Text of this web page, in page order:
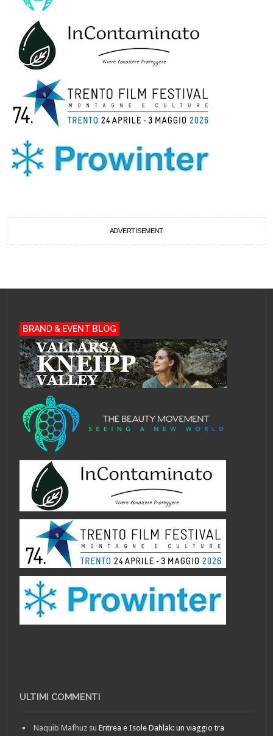
ADVERTISEMENT
BRAND & EVENT BLOG
ULTIMI COMMENTI
Naquib Mafhuz suEritrea e Isole Dahlak: un viaggio tra